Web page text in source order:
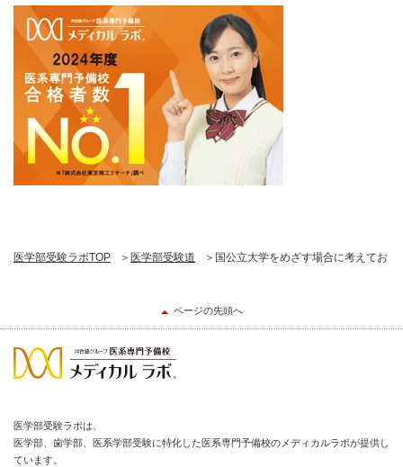
医学部受験ラボTOP 医学部受験道 国公立大学をめざす場合に考えておく
ページの先頭へ
医学部受験ラボは、
医学部、歯学部、医系学部受験に特化した医系専門予備校のメディカルラボが提供し
ています。